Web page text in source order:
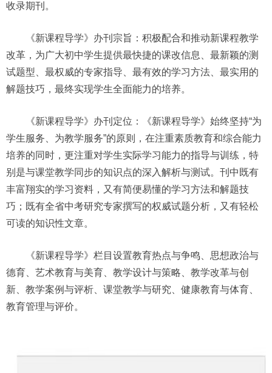
收录期刊。
《新课程导学》办刊宗旨：积极配合和推动新课程教学
改革，为广大初中学生提供最快捷的课改信息、最新颖的测
试题型、最权威的专家指导、最有效的学习方法、最实用的
解题技巧，最终实现学生全面能力的培养。
《新课程导学》办刊定位：《新课程导学》始终坚持“为
学生服务、为教学服务”的原则，在注重素质教育和综合能力
培养的同时，更注重对学生实际学习能力的指导与训练，特
别是与课堂教学同步的知识点的深入解析与测试。刊中既有
丰富翔实的学习资料，又有简便易懂的学习方法和解题技
巧；既有全省中考研究专家撰写的权威试题分析，又有轻松
可读的知识性文章。
《新课程导学》栏目设置教育热点与争鸣、思想政治与
德育、艺术教育与美育、教学设计与策略、教学改革与创
新、教学案例与评析、课堂教学与研究、健康教育与体育、
教育管理与评价。